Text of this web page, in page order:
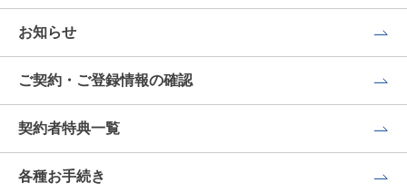
お知らせ
ご契約・ご登録情報の確認
契約者特典一覧
各種お手続き